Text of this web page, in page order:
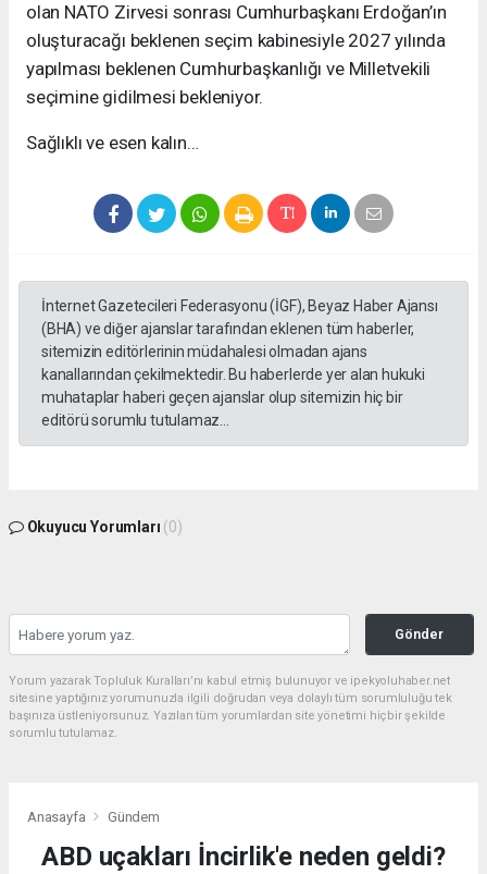
olan NATO Zirvesi sonrası Cumhurbaşkanı Erdoğan’ın
oluşturacağı beklenen seçim kabinesiyle 2027 yılında
yapılması beklenen Cumhurbaşkanlığı ve Milletvekili
seçimine gidilmesi bekleniyor.
Sağlıklı ve esen kalın…
İnternet Gazetecileri Federasyonu (İGF), Beyaz Haber Ajansı
(BHA) ve diğer ajanslar tarafından eklenen tüm haberler,
sitemizin editörlerinin müdahalesi olmadan ajans
kanallarından çekilmektedir. Bu haberlerde yer alan hukuki
muhataplar haberi geçen ajanslar olup sitemizin hiç bir
editörü sorumlu tutulamaz...
Okuyucu Yorumları (0)
Gönder
Yorum yazarak Topluluk Kuralları’nı kabul etmiş bulunuyor ve ipekyoluhaber.net
sitesine yaptığınız yorumunuzla ilgili doğrudan veya dolaylı tüm sorumluluğu tek
başınıza üstleniyorsunuz. Yazılan tüm yorumlardan site yönetimi hiçbir şekilde
sorumlu tutulamaz.
Anasayfa Gündem
ABD uçakları İncirlik'e neden geldi?